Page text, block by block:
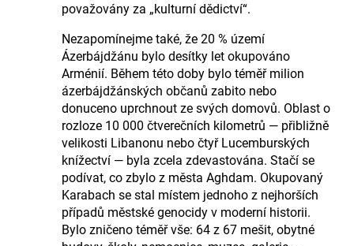
považovány za „kulturní dědictví“.
Nezapomínejme také, že 20 % území
Ázerbájdžánu bylo desítky let okupováno
Arménií. Během této doby bylo téměř milion
ázerbájdžánských občanů zabito nebo
donuceno uprchnout ze svých domovů. Oblast o
rozloze 10 000 čtverečních kilometrů — přibližně
velikosti Libanonu nebo čtyř Lucemburských
knížectví — byla zcela zdevastována. Stačí se
podívat, co zbylo z města Aghdam. Okupovaný
Karabach se stal místem jednoho z nejhorších
případů městské genocidy v moderní historii.
Bylo zničeno téměř vše: 64 z 67 mešit, obytné